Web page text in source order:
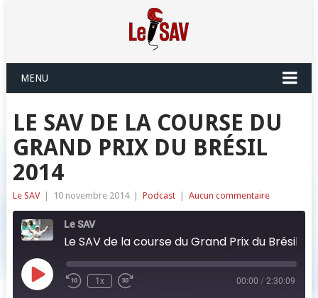
MENU
LE SAV DE LA COURSE DU
GRAND PRIX DU BRÉSIL
2014
Le SAV 10 novembre 2014 Podcast Aucun commentaire
Le SAV
Play
Episode
1x 00:00 / 2:30:09